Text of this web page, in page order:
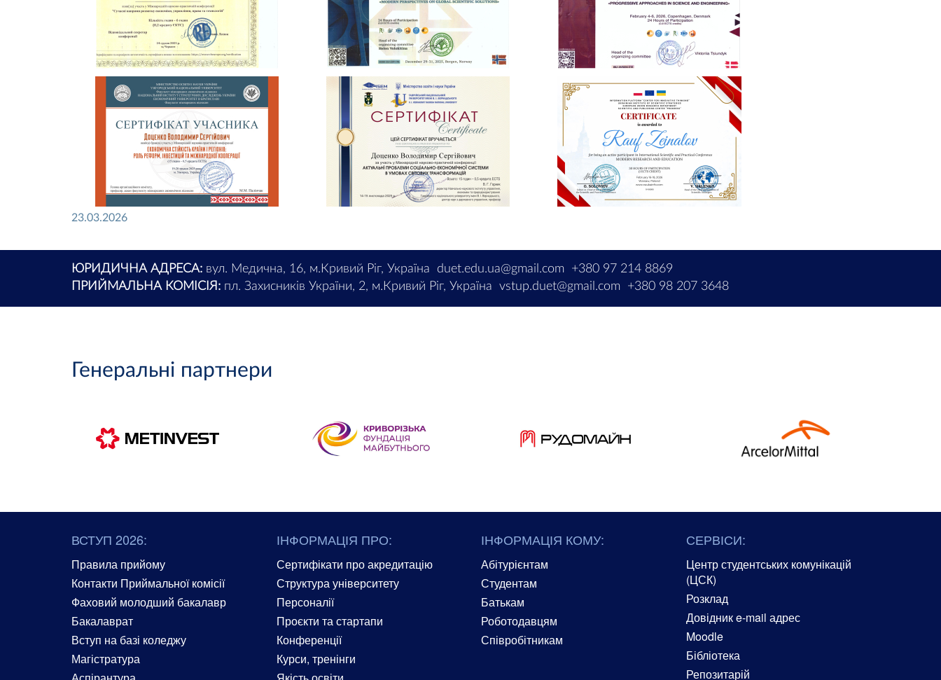
23.03.2026
ЮРИДИЧНА АДРЕСА: вул. Медична, 16, м.Кривий Ріг, Україна duet.edu.ua@gmail.com
+380 97 214 8869
ПРИЙМАЛЬНА КОМІСІЯ: пл. Захисників України, 2, м.Кривий Ріг, Україна vstup.duet@gmail.com +380 98 207 3648
Генеральні партнери
ВСТУП 2026:
Правила прийому
Контакти Приймальної комісії
Фаховий молодший бакалавр
Бакалаврат
Вступ на базі коледжу
Магістратура
ІНФОРМАЦІЯ ПРО:
Сертифікати про акредитацію
Структура університету
Персоналії
Проєкти та стартапи
Конференції
Курси, тренінги
ІНФОРМАЦІЯ КОМУ:
Абітурієнтам
Студентам
Батькам
Роботодавцям
Співробітникам
СЕРВІСИ:
Центр студентських комунікацій
(ЦСК)
Розклад
Довідник e-mail адрес
Moodle
Бібліотека
Репозитарій